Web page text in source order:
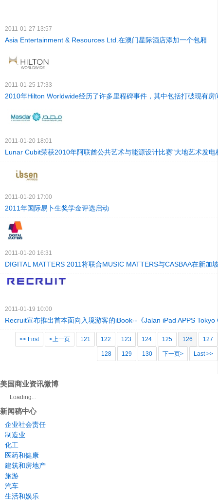
2011-01-27 13:57
Asia Entertainment & Resources Ltd.在澳门星际酒店添加一个包厢
2011-01-25 17:33
2010年Hilton Worldwide经历了许多里程碑事件，其中包括打破现有房
2011-01-20 18:01
Lunar Cubit荣获2010年阿联酋公共艺术与能源设计比赛"大地艺术发电
2011-01-20 17:00
2011年国际易卜生奖学金评选启动
2011-01-20 16:31
DIGITAL MATTERS 2011将联合MUSIC MATTERS与CASBAA在新加
2011-01-19 10:00
Recruit宣布推出首本面向入境游客的iBook--《Jalan iPad APPS Tokyo
<< First <上一页 121 122 123 124 125 126 127
128 129 130 下一页> Last >>
美国商业资讯微博
Loading...
新闻稿中心
企业社会责任
制造业
化工
医药和健康
建筑和房地产
旅游
汽车
生活和娱乐